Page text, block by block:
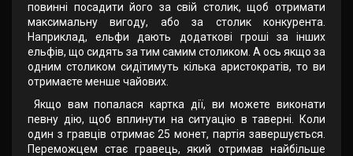
повинні посадити його за свій столик, щоб отримати
максимальну вигоду, або за столик конкурента.
Наприклад, ельфи дають додаткові гроші за інших
ельфів, що сидять за тим самим столиком. А ось якщо за
одним столиком сидітимуть кілька аристократів, то ви
отримаєте менше чайових.
Якщо вам попалася картка дії, ви можете виконати
певну дію, щоб вплинути на ситуацію в таверні. Коли
один з гравців отримає 25 монет, партія завершується.
Переможцем стає гравець, який отримав найбільше